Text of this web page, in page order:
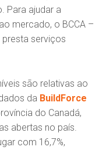
Para ajudar a
mercado, o BCCA –
presta serviços
são relativas ao
da BuildForce
do Canadá,
abertas no país.
com 16,7%,